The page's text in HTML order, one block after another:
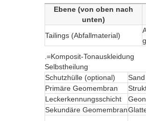
Ebene (von oben nach
unten)
Tailings (Abfallmaterial)
.=Komposit-
Selbstheilung
Schutzhülle (optional)
Primäre Geomembran
Leckerkennungsschicht
Sekundäre Geomembran